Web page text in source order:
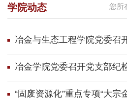
您所
学院动态
冶金与生态工程学院党委召
论学习会
冶金学院党委召开党支部纪
会
“固废资源化”重点专项“大宗